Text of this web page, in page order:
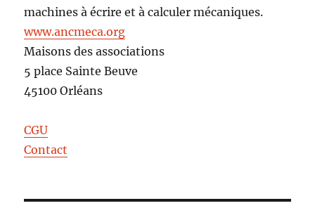
machines à écrire et à calculer mécaniques.
www.ancmeca.org
Maisons des associations
5 place Sainte Beuve
45100 Orléans
CGU
Contact